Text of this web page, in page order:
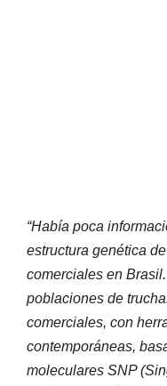
“Había poca
estructura genética
comerciales en
poblaciones de
comerciales, con
contemporáneas,
moleculares SNP